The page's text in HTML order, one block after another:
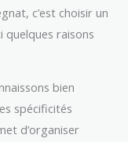
c’est choisir un
quelques raisons
bien
spécificités
d’organiser